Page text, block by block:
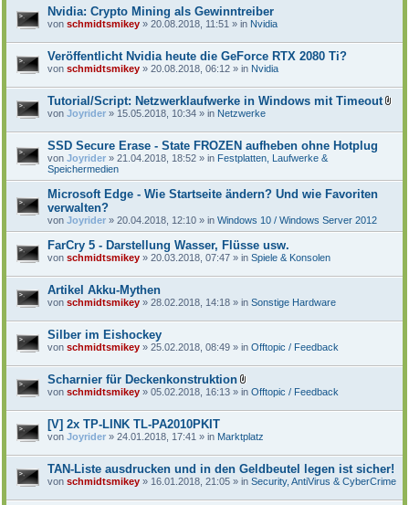
n
g
Nvidia: Crypto Mining als Gewinntreiber
von schmidtsmikey » 20.08.2018, 11:51 » in Nvidia
Veröffentlicht Nvidia heute die GeForce RTX 2080 Ti?
von schmidtsmikey » 20.08.2018, 06:12 » in Nvidia
Tutorial/Script: Netzwerklaufwerke in Windows mit Timeout
t
von Joyrider » 15.05.2018, 10:34 » in Netzwerke
SSD Secure Erase - State FROZEN aufheben ohne Hotplug
von Joyrider » 21.04.2018, 18:52 » in Festplatten, Laufwerke &
Speichermedien
Microsoft Edge - Wie Startseite ändern? Und wie Favoriten
verwalten?
von Joyrider » 20.04.2018, 12:10 » in Windows 10 / Windows Server 2012
FarCry 5 - Darstellung Wasser, Flüsse usw.
von schmidtsmikey » 20.03.2018, 07:47 » in Spiele & Konsolen
Artikel Akku-Mythen
von schmidtsmikey » 28.02.2018, 14:18 » in Sonstige Hardware
Silber im Eishockey
von schmidtsmikey » 25.02.2018, 08:49 » in Offtopic / Feedback
Scharnier für Deckenkonstruktion
D
t
i
a
n
h
a
n
g
von schmidtsmikey » 05.02.2018, 16:13 » in Offtopic / Feedback
[V] 2x TP-LINK TL-PA2010PKIT
von Joyrider » 24.01.2018, 17:41 » in Marktplatz
TAN-Liste ausdrucken und in den Geldbeutel legen ist sicher!
von schmidtsmikey » 16.01.2018, 21:05 » in Security, AntiVirus & CyberCrime